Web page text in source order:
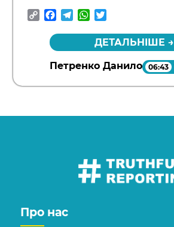
CopyFacebook
TelegramWhatsApp
ДЕТАЛЬНІШЕ →
Петренко Данило 06:43
Про нас